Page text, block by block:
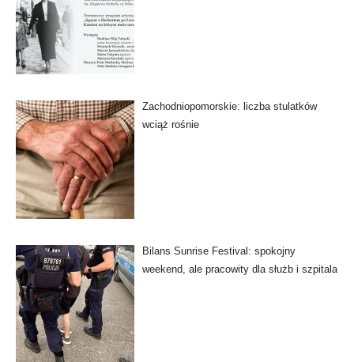
Zachodniopomorskie: liczba stulatków
wciąż rośnie
Bilans Sunrise Festival: spokojny
weekend, ale pracowity dla służb i szpitala